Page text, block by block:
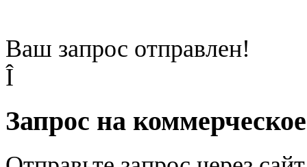
Ваш запрос отправлен!
Î
Запрос на